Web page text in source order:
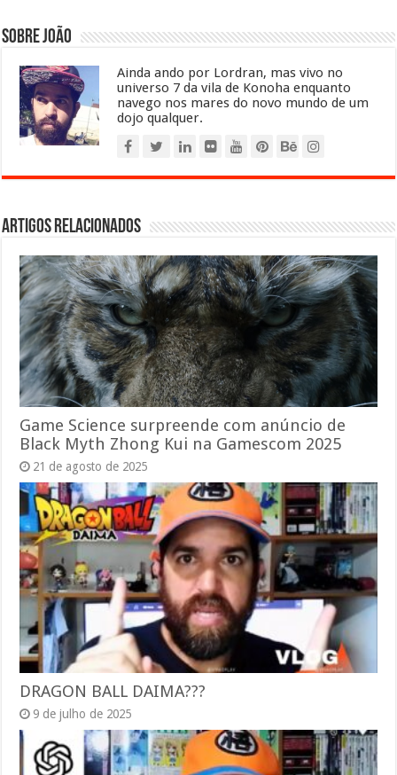
Sobre João
Ainda ando por Lordran, mas vivo no
universo 7 da vila de Konoha enquanto
navego nos mares do novo mundo de um
dojo qualquer.
Artigos relacionados
Game Science surpreende com anúncio de
Black Myth Zhong Kui na Gamescom 2025
21 de agosto de 2025
DRAGON BALL DAIMA???
9 de julho de 2025